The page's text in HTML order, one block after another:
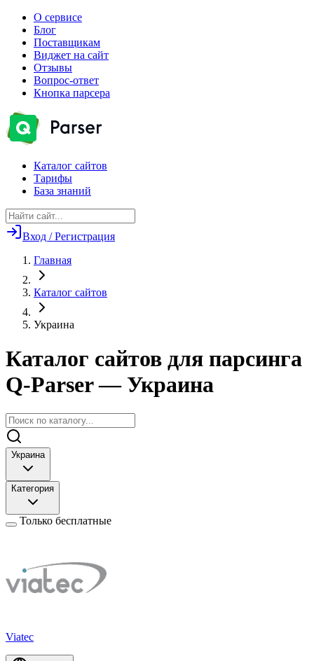
О сервисе
Блог
Поставщикам
Виджет на сайт
Отзывы
Вопрос-ответ
Кнопка парсера
Каталог сайтов
Тарифы
База знаний
Вход / Регистрация
Главная
Каталог сайтов
Украина
Каталог сайтов для парсинга
Q-Parser— Украина
Украина
Категория
Только бесплатные
Viatec